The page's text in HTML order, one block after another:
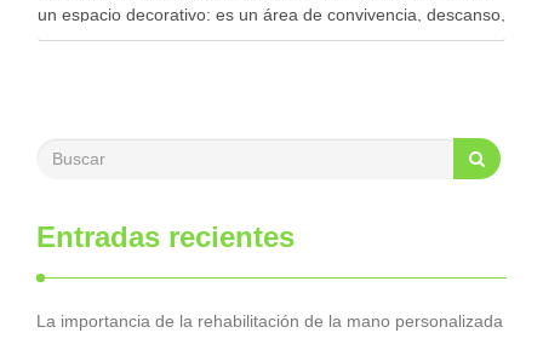
un espacio decorativo: es un área de convivencia, descanso,
…
Entradas recientes
La importancia de la rehabilitación de la mano personalizada